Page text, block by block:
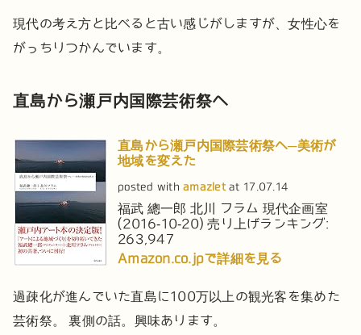
現代の考え方と比べると古い感じがしますが、女性心を
がっちりつかんでいます。
直島から瀬戸内国際芸術祭へ
直島から瀬戸内国際芸術祭へ─美術が
地域を変えた
posted withamazletat 17.07.14
福武 總一郎 北川 フラム 現代企画室
(2016-10-20) 売り上げランキング:
263,947
Amazon.co.jpで詳細を見る
過疎化が進んでいた直島に100万以上の観光客を集めた
芸術祭。
裏側の話。興味あります。